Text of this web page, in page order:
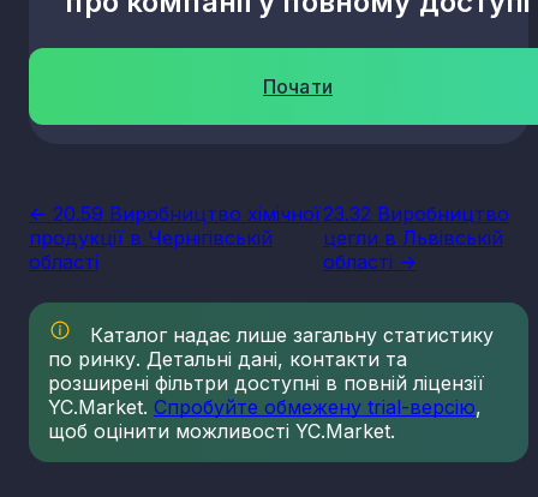
Почати
<- 20.59 Виробництво хімічної
продукції в Чернігівській
області
23.32 Виробництво
цегли в Львівській
області ->
Каталог надає лише загальну статистику
по ринку. Детальні дані, контакти та
розширені фільтри доступні в повній ліцензії
YC.Market. Спробуйте обмежену trial-версію,
щоб оцінити можливості YC.Market.